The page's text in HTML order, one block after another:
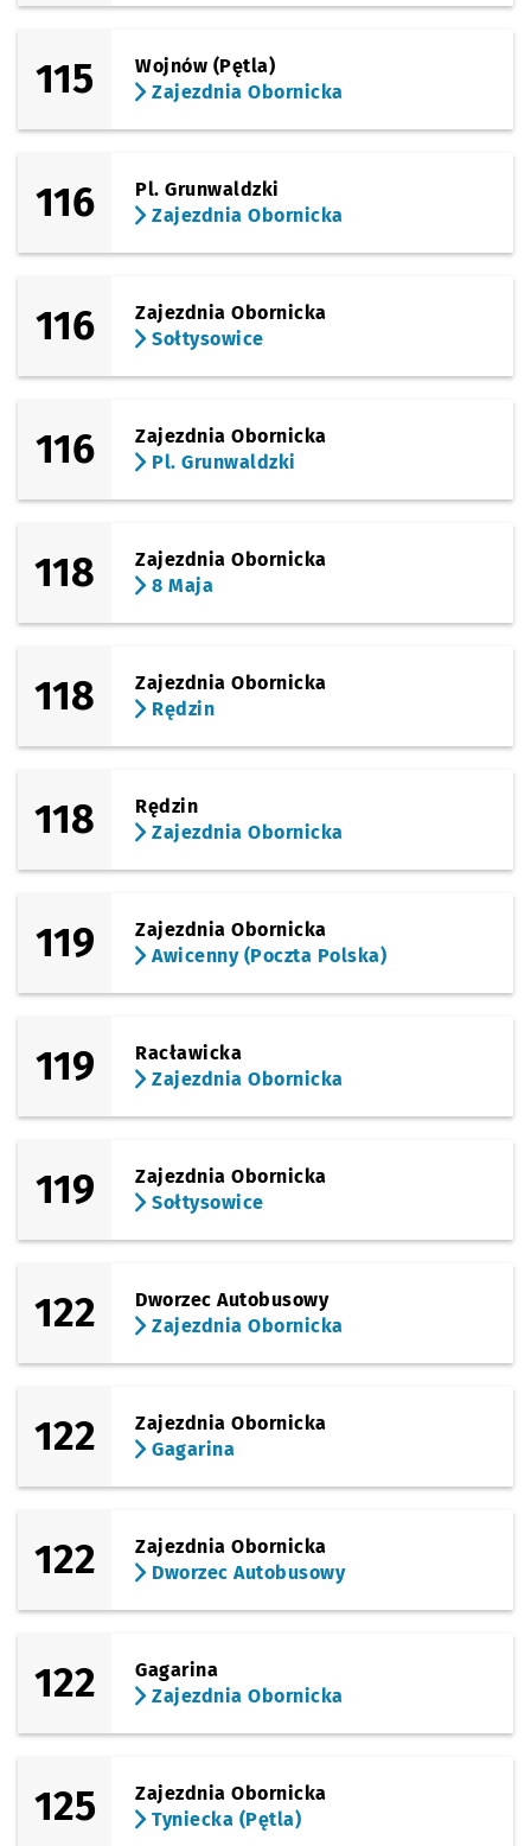
115
Wojnów (Pętla)
Zajezdnia Obornicka
116
Pl. Grunwaldzki
Zajezdnia Obornicka
116
Zajezdnia Obornicka
Sołtysowice
116
Zajezdnia Obornicka
Pl. Grunwaldzki
118
Zajezdnia Obornicka
8 Maja
118
Zajezdnia Obornicka
Rędzin
118
Rędzin
Zajezdnia Obornicka
119
Zajezdnia Obornicka
Awicenny (Poczta Polska)
119
Racławicka
Zajezdnia Obornicka
119
Zajezdnia Obornicka
Sołtysowice
122
Dworzec Autobusowy
Zajezdnia Obornicka
122
Zajezdnia Obornicka
Gagarina
122
Zajezdnia Obornicka
Dworzec Autobusowy
122
Gagarina
Zajezdnia Obornicka
125
Zajezdnia Obornicka
Tyniecka (Pętla)